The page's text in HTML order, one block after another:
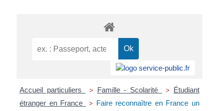
Accueil particuliers > Famille - Scolarité >
Étudiant
étranger en France
> Faire reconnaître en France un